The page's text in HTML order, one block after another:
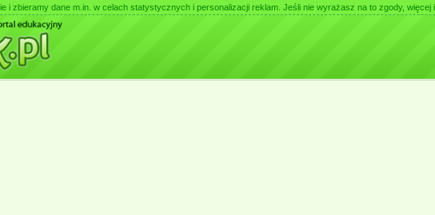
i zbieramy dane m.in. w celach statystycznych i personalizacji reklam. Jeśli nie wyrażasz na to zgody,